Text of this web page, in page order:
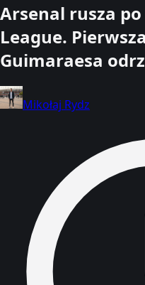
Arsenal rusza
League.
Guimaraesa
Mikołaj Rydz